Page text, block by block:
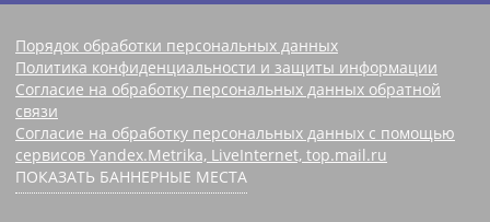
Порядок обработки персональных данных
Политика конфиденциальности и защиты информации
Согласие на обработку персональных данных обратной
связи
Согласие на обработку персональных данных с помощью
сервисов Yandex.Metrika, LiveInternet, top.mail.ru
ПОКАЗАТЬ БАННЕРНЫЕ МЕСТА